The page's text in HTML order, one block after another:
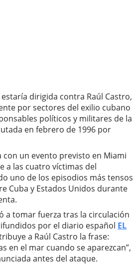
dirigida contra Raúl Castro,
por sectores del exilio cubano
políticos y militares de la
en febrero de 1996 por
con un evento previsto en Miami
a las cuatro víctimas del
uno de los episodios más tensos
Cuba y Estados Unidos durante
a tomar fuerza tras la circulación
por el diario español EL
a Raúl Castro la frase:
en el mar cuando se aparezcan”,
antes del ataque.